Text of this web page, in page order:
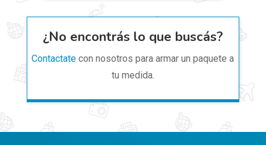
¿No encontrás lo que buscás?
Contactate con nosotros para armar un paquete a
tu medida.